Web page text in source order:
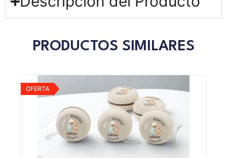
PRODUCTOS SIMILARES
OFERTA